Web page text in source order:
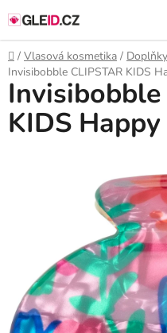
na
obsah
Domů
/ Vlasová kosmetika /
Invisibobble CLIPSTAR KIDS
Invisibobble
KIDS